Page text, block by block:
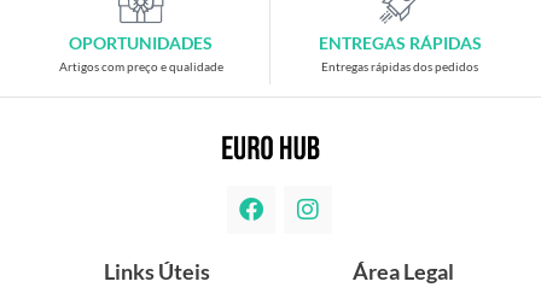
OPORTUNIDADES
Artigos com preço e qualidade
ENTREGAS RÁPIDAS
Entregas rápidas dos pedidos
Links Úteis Área Legal